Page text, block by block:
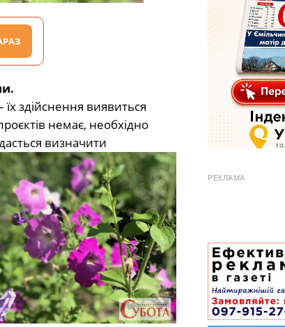
здійснення виявиться
немає, необхідно
визначити
РЕКЛАМА